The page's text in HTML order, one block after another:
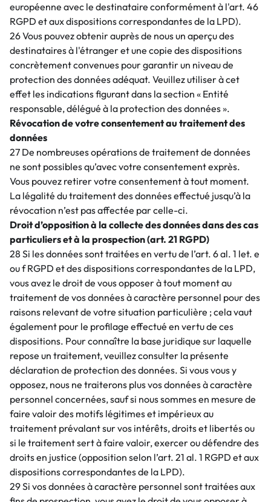
européenne avec le destinataire conformément à l'art. 46
RGPD et aux dispositions correspondantes de la LPD).
26 Vous pouvez obtenir auprès de nous un aperçu des
destinataires à l'étranger et une copie des dispositions
concrètement convenues pour garantir un niveau de
protection des données adéquat. Veuillez utiliser à cet
effet les indications figurant dans la section « Entité
responsable, délégué à la protection des données ».
Révocation de votre consentement au traitement des
données
27 De nombreuses opérations de traitement de données
ne sont possibles qu’avec votre consentement exprès.
Vous pouvez retirer votre consentement à tout moment.
La légalité du traitement des données effectué jusqu’à la
révocation n’est pas affectée par celle-ci.
Droit d’opposition à la collecte des données dans des cas
particuliers et à la prospection (art. 21 RGPD)
28 Si les données sont traitées en vertu de l’art. 6 al. 1 let. e
ou f RGPD et des dispositions correspondantes de la LPD,
vous avez le droit de vous opposer à tout moment au
traitement de vos données à caractère personnel pour des
raisons relevant de votre situation particulière ; cela vaut
également pour le profilage effectué en vertu de ces
dispositions. Pour connaître la base juridique sur laquelle
repose un traitement, veuillez consulter la présente
déclaration de protection des données. Si vous vous y
opposez, nous ne traiterons plus vos données à caractère
personnel concernées, sauf si nous sommes en mesure de
faire valoir des motifs légitimes et impérieux au
traitement prévalant sur vos intérêts, droits et libertés ou
si le traitement sert à faire valoir, exercer ou défendre des
droits en justice (opposition selon l’art. 21 al. 1 RGPD et aux
dispositions correspondantes de la LPD).
29 Si vos données à caractère personnel sont traitées aux